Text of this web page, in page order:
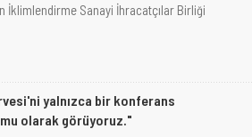
İklimlendirme Sanayi İhracatçılar Birliği
yalnızca bir konferans
olarak görüyoruz."